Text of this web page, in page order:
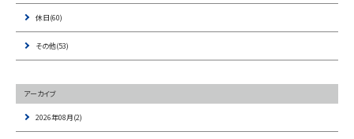
休日(60)
その他(53)
アーカイブ
2026年08月(2)